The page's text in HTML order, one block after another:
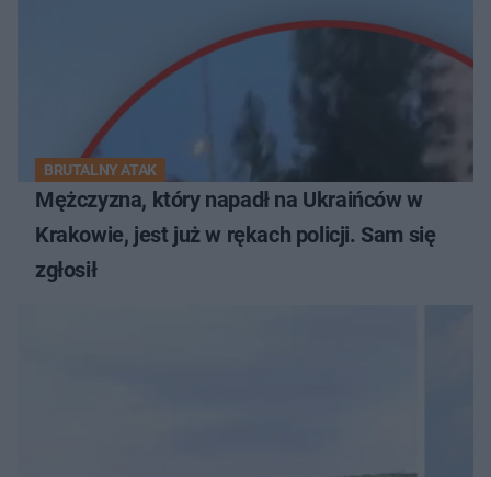
BRUTALNY ATAK
Mężczyzna, który napadł na Ukraińców w
Krakowie, jest już w rękach policji. Sam się
zgłosił